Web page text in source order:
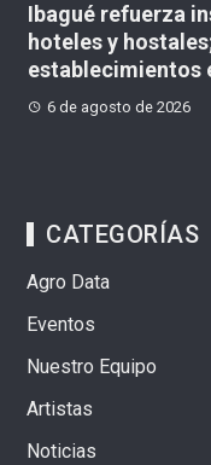
en
CATEGORÍAS
Agro Data
Eventos
Nuestro Equipo
Artistas
Noticias